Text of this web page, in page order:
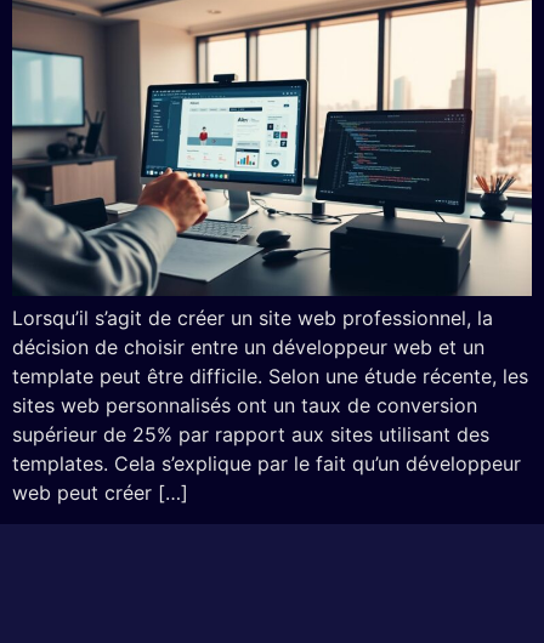
Lorsqu’il s’agit de créer un site web professionnel, la
décision de choisir entre un développeur web et un
template peut être difficile. Selon une étude récente, les
sites web personnalisés ont un taux de conversion
supérieur de 25% par rapport aux sites utilisant des
templates. Cela s’explique par le fait qu’un développeur
web peut créer […]